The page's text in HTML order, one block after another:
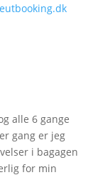
alle 6 gange
gang er jeg
i bagagen
for min